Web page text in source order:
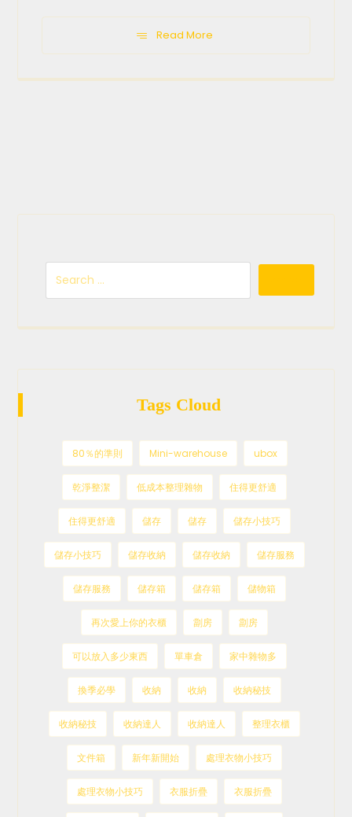
Read More
Tags Cloud
80％的準則 Mini-warehouse ubox
乾淨整潔 低成本整理雜物 住得更舒適
住得更舒適 儲存 儲存 儲存小技巧
儲存小技巧 儲存收納 儲存收納 儲存服務
儲存服務 儲存箱 儲存箱 儲物箱
再次愛上你的衣櫃 劏房 劏房
可以放入多少東西 單車倉 家中雜物多
換季必學 收納 收納 收納秘技
收納秘技 收納達人 收納達人 整理衣櫃
文件箱 新年新開始 處理衣物小技巧
處理衣物小技巧 衣服折疊 衣服折疊